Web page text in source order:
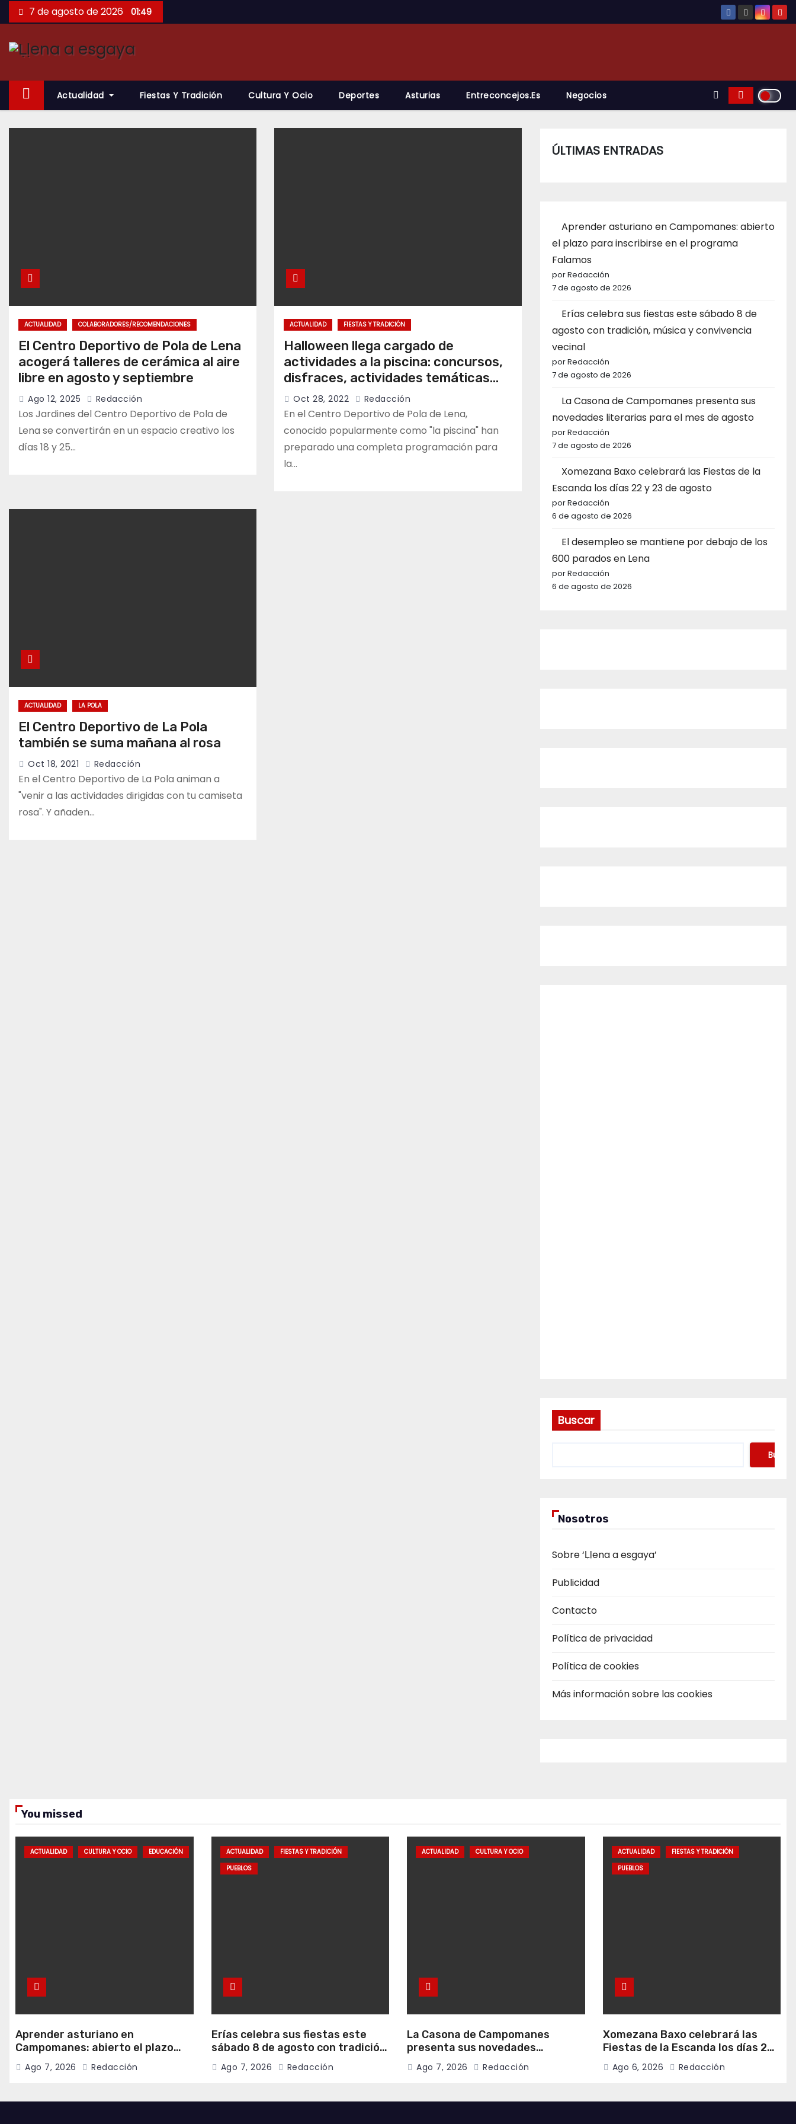
Saltar
al
contenido
7 de agosto de 2026 01:49
Actualidad Fiestas Y Tradición Cultura Y Ocio Deportes Asturias Entreconcejos.es Negocios
ACTUALIDAD COLABORADORES/RECOMENDACIONES
El Centro Deportivo de Pola de Lena
acogerá talleres de cerámica al aire
libre en agosto y septiembre
Ago 12, 2025 Redacción
Los Jardines del Centro Deportivo de Pola de
Lena se convertirán en un espacio creativo los
días 18 y 25…
ACTUALIDAD FIESTAS Y TRADICIÓN
Halloween llega cargado de
actividades a la piscina: concursos,
disfraces, actividades temáticas…
Oct 28, 2022 Redacción
En el Centro Deportivo de Pola de Lena,
conocido popularmente como "la piscina" han
preparado una completa programación para
la…
ACTUALIDAD LA POLA
El Centro Deportivo de La Pola
también se suma mañana al rosa
Oct 18, 2021 Redacción
En el Centro Deportivo de La Pola animan a
"venir a las actividades dirigidas con tu camiseta
rosa". Y añaden…
ÚLTIMAS ENTRADAS
Aprender asturiano en Campomanes: abierto
el plazo para inscribirse en el programa
Falamos
por Redacción
7 de agosto de 2026
Erías celebra sus fiestas este sábado 8 de
agosto con tradición, música y convivencia
vecinal
por Redacción
7 de agosto de 2026
La Casona de Campomanes presenta sus
novedades literarias para el mes de agosto
por Redacción
7 de agosto de 2026
Xomezana Baxo celebrará las Fiestas de la
Escanda los días 22 y 23 de agosto
por Redacción
6 de agosto de 2026
El desempleo se mantiene por debajo de los
600 parados en Lena
por Redacción
6 de agosto de 2026
Buscar
Buscar
Nosotros
Sobre ‘Ḷḷena a esgaya’
Publicidad
Contacto
Política de privacidad
Política de cookies
Más información sobre las cookies
You missed
ACTUALIDAD CULTURA Y OCIO EDUCACIÓN
Aprender asturiano en
Campomanes: abierto el plazo
para inscribirse en el programa
Falamos
Ago 7, 2026 Redacción
ACTUALIDAD
FIESTAS Y TRADICIÓN
PUEBLOS
Erías celebra sus fiestas este
sábado 8 de agosto con tradición,
música y convivencia vecinal
Ago 7, 2026 Redacción
ACTUALIDAD CULTURA Y OCIO
La Casona de Campomanes
presenta sus novedades
literarias para el mes de agosto
Ago 7, 2026 Redacción
ACTUALIDAD
FIESTAS Y TRADICIÓN
PUEBLOS
Xomezana Baxo celebrará las
Fiestas de la Escanda los días 22
y 23 de agosto
Ago 6, 2026 Redacción